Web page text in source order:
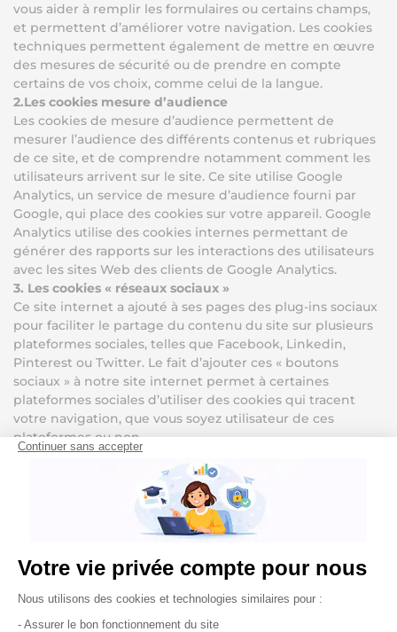
vous aider à remplir les formulaires ou certains champs,
et permettent d’améliorer votre navigation. Les cookies
techniques permettent également de mettre en œuvre
des mesures de sécurité ou de prendre en compte
certains de vos choix, comme celui de la langue.
2.Les cookies mesure d’audience
Les cookies de mesure d’audience permettent de
mesurer l’audience des différents contenus et rubriques
de ce site, et de comprendre notamment comment les
utilisateurs arrivent sur le site. Ce site utilise Google
Analytics, un service de mesure d’audience fourni par
Google, qui place des cookies sur votre appareil. Google
Analytics utilise des cookies internes permettant de
générer des rapports sur les interactions des utilisateurs
avec les sites Web des clients de Google Analytics.
3. Les cookies « réseaux sociaux »
Ce site internet a ajouté à ses pages des plug-ins sociaux
pour faciliter le partage du contenu du site sur plusieurs
plateformes sociales, telles que Facebook, Linkedin,
Pinterest ou Twitter. Le fait d’ajouter ces « boutons
sociaux » à notre site internet permet à certaines
plateformes sociales d’utiliser des cookies qui tracent
votre navigation, que vous soyez utilisateur de ces
plateformes ou non.
Comment gérer les cookies ?
Si vous désactivez les cookies techniques, vous ne
pourrez plus utiliser et naviguer sur ce site correctement.
Ces cookies ont simplement pour but le fonctionnement
de ce site. Ils peuvent être placés et lus sur votre terminal